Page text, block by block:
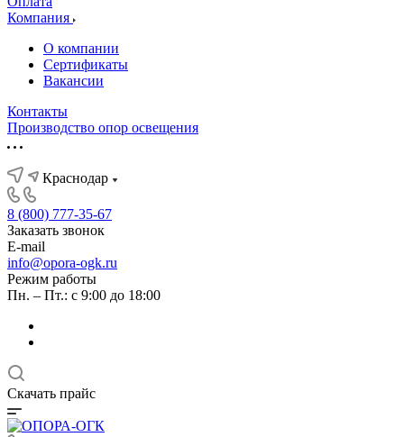
Компания
О компании
Сертификаты
Вакансии
Контакты
Производство опор освещения
Краснодар
8 (800) 777-35-67
Заказать звонок
E-mail
info@opora-ogk.ru
Режим работы
Пн. – Пт.: с 9:00 до 18:00
Скачать прайс